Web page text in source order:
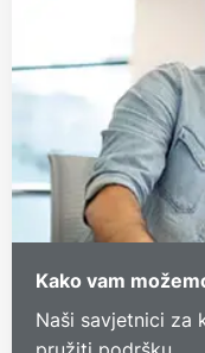
Kako vam
Naši savjetnici za